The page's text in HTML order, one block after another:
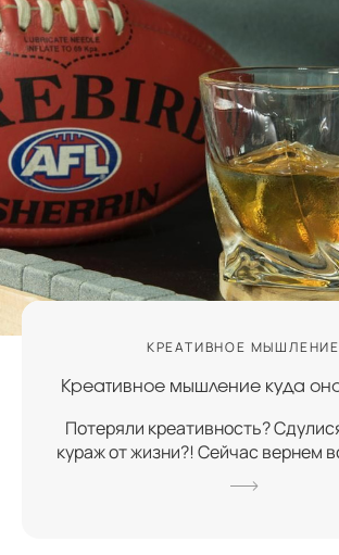
КРЕАТИВНОЕ МЫШЛЕНИЕ
Креативное мышление куда
Потеряли креативность?
кураж от жизни?! Сейчас вернем